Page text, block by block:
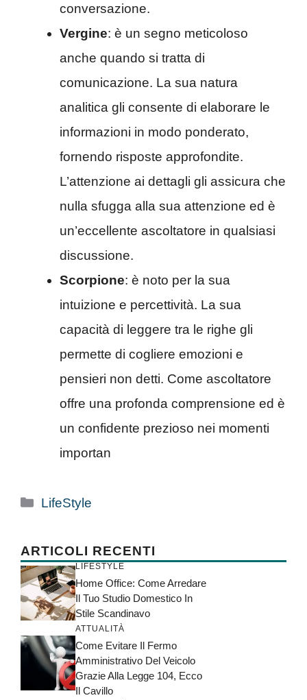
conversazione.
Vergine: è un segno meticoloso
anche quando si tratta di
comunicazione. La sua natura
analitica gli consente di elaborare le
informazioni in modo ponderato,
fornendo risposte approfondite.
L’attenzione ai dettagli gli assicura che
nulla sfugga alla sua attenzione ed è
un’eccellente ascoltatore in qualsiasi
discussione.
Scorpione: è noto per la sua
intuizione e percettività. La sua
capacità di leggere tra le righe gli
permette di cogliere emozioni e
pensieri non detti. Come ascoltatore
offre una profonda comprensione ed è
un confidente prezioso nei momenti
importan
Categorie
LifeStyle
ARTICOLI RECENTI
LIFESTYLE
Home Office: Come Arredare
Il Tuo Studio Domestico In
Stile Scandinavo
ATTUALITÀ
Come Evitare Il Fermo
Amministrativo Del Veicolo
Grazie Alla Legge 104, Ecco
Il Cavillo